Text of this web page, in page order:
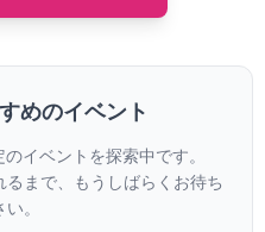
めのイベント
イベントを探索中です。
まで、もうしばらくお待ち
。